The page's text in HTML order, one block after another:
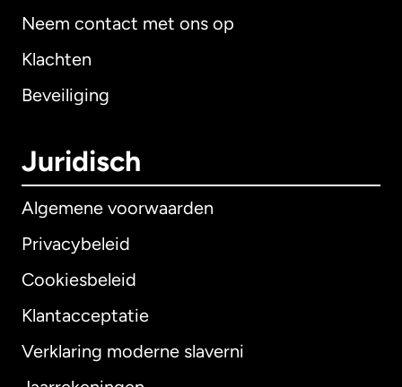
Neem contact met ons op
Klachten
Beveiliging
Juridisch
Algemene voorwaarden
Privacybeleid
Cookiesbeleid
Klantacceptatie
Verklaring moderne slaverni
Internationaal English